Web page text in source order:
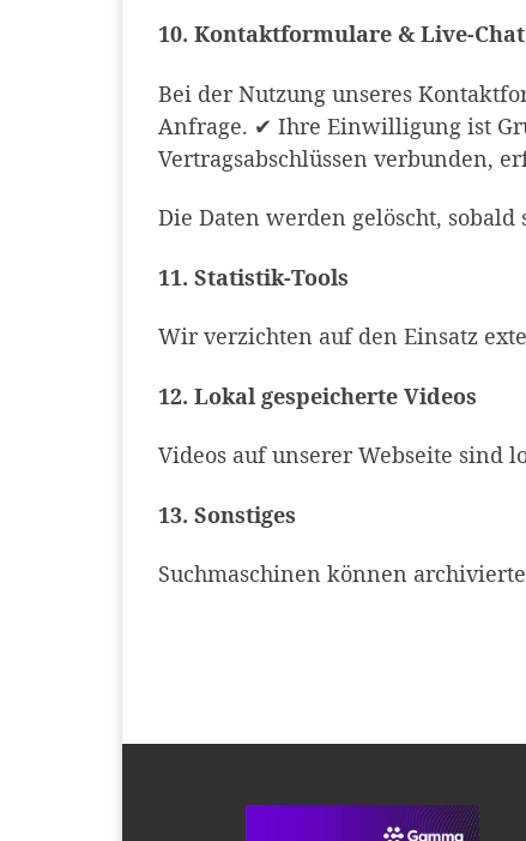
10. Kontaktformulare & Live-Chat
Bei der Nutzung unseres
Anfrage. ✔ Ihre Einwilligung ist
Vertragsabschlüssen verbunden,
Die Daten werden gelöscht,
11. Statistik-Tools
Wir verzichten auf den Einsatz
12. Lokal gespeicherte Videos
Videos auf unserer Webseite sind
13. Sonstiges
Suchmaschinen können